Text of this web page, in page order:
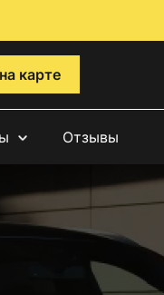
карте
Отзывы